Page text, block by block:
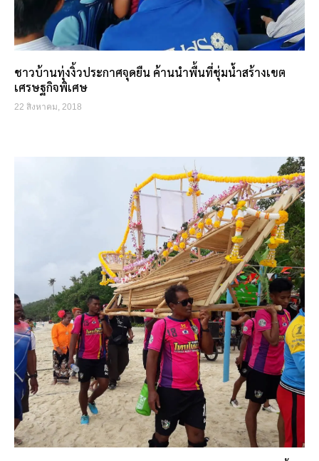
ชาวบ้านทุ่งงิ้วประกาศจุดยืน ค้านนำพื้นที่ชุ่มน้ำสร้างเขต
เศรษฐกิจพิเศษ
22 สิงหาคม, 2018